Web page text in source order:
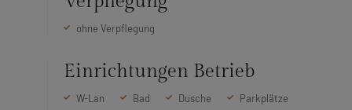
ohne Verpflegung
Einrichtungen Betrieb
W-Lan Bad Dusche
Parkplätze